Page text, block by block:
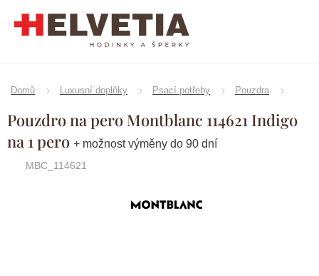
Domů Luxusní doplňky Psací potřeby Pouzdra
Pouzdro na pero Montblanc 114621 Indigo
na 1 pero + možnost výměny do 90 dní
MBC_114621
Značka:Montblanc